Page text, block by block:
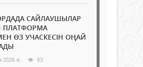
САЙЛАУШЫЛАР
ПЛАТФОРМА
ӨЗ УЧАСКЕСІН ОҢАЙ
2026 ж. 63